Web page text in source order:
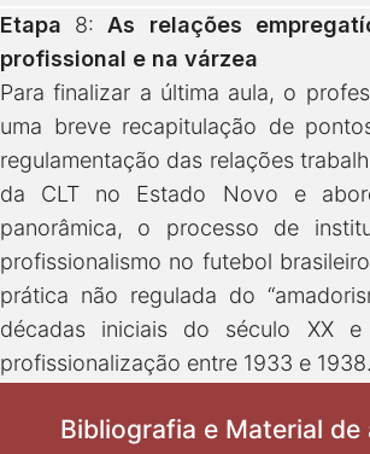
Etapa 8: As relações
profissional e na várzea
Para finalizar a última aula, o
uma breve recapitulação de
regulamentação das relações
da CLT no Estado Novo e
panorâmica, o processo de
profissionalismo no futebol
prática não regulada do
décadas iniciais do século XX
profissionalização entre 1933 e 1938.
Bibliografia e Material de